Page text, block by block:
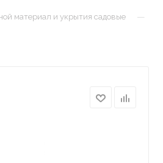
материал и укрытия садовые —